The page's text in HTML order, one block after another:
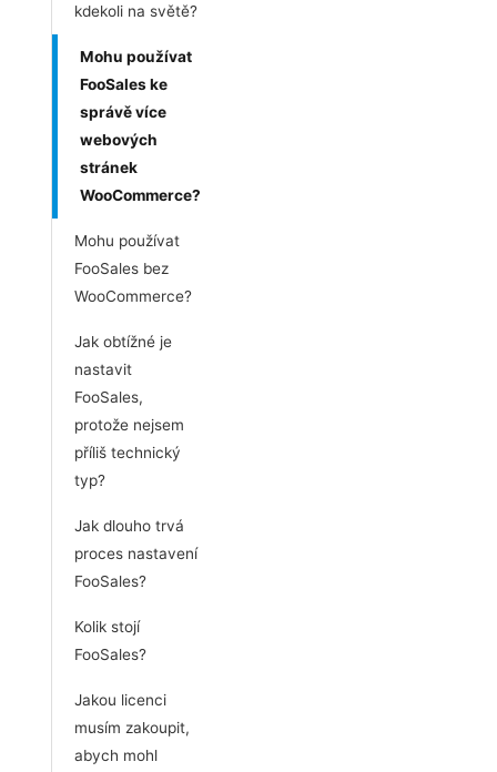
kdekoli na světě?
Mohu používat
FooSales ke
správě více
webových
stránek
WooCommerce?
Mohu používat
FooSales bez
WooCommerce?
Jak obtížné je
nastavit
FooSales,
protože nejsem
příliš technický
typ?
Jak dlouho trvá
proces nastavení
FooSales?
Kolik stojí
FooSales?
Jakou licenci
musím zakoupit,
abych mohl